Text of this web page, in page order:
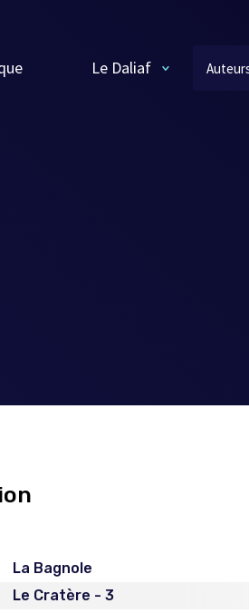
Le Daliaf
La Bagnole
Le Cratère - 3